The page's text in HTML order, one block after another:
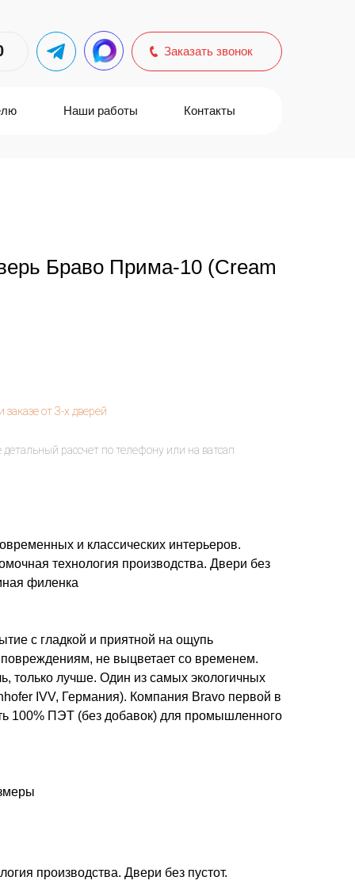
Заказать звонок
Контакты
Наши работы
Браво Прима-10 (Cream
и классических интерьеров.
технология производства. Двери без
филенка
c гладкой и приятной на ощупь
не выцветает со временем.
только лучше. Один из самых экологичных
IVV, Германия). Компания Bravo первой в
100% ПЭТ (без добавок) для промышленного
производства. Двери без пустот.